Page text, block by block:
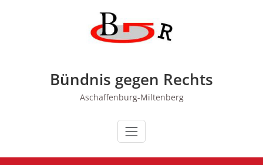
Bündnis gegen Rechts
Aschaffenburg-Miltenberg